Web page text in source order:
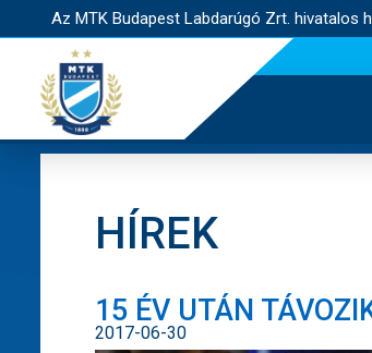
Az MTK Budapest Labdarúgó Zrt. hivatalos
HÍREK
15 ÉV UTÁN
2017-06-30